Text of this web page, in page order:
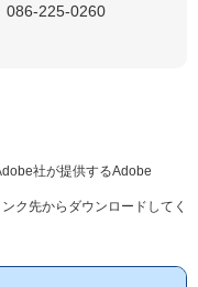
086-225-0260
社が提供するAdobe
ク先からダウンロードしてく